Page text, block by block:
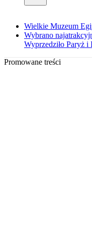
Wielkie Muzeum
Wybrano
Wyprzedziło Paryż i
Promowane treści